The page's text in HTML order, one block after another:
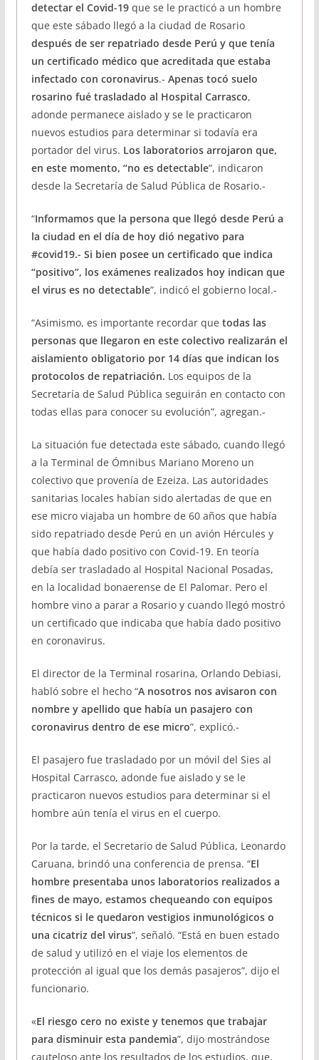
detectar el Covid-19que se le practicó a un hombre
que este sábado llegó a la ciudad de Rosario
después de ser repatriado desde Perú y que tenía
un certificado médico que acreditada que estaba
infectado con coronavirus.- Apenas tocó suelo
rosarino fué trasladado al Hospital Carrasco,
adonde permanece aislado y se le practicaron
nuevos estudios para determinar si todavía era
portador del virus. Los laboratorios arrojaron que,
en este momento, “no es detectable”, indicaron
desde la Secretaría de Salud Pública de Rosario.-
“Informamos que la persona que llegó desde Perú a
la ciudad en el día de hoy dió negativo para
#covid19.- Si bien posee un certificado que indica
“positivo”, los exámenes realizados hoy indican que
el virus es no detectable”, indicó el gobierno local.-
“Asimismo, es importante recordar que todas las
personas que llegaron en este colectivo realizarán el
aislamiento obligatorio por 14 días que indican los
protocolos de repatriación. Los equipos de la
Secretaría de Salud Pública seguirán en contacto con
todas ellas para conocer su evolución”, agregan.-
La situación fue detectada este sábado, cuando llegó
a la Terminal de Ómnibus Mariano Moreno un
colectivo que provenía de Ezeiza. Las autoridades
sanitarias locales habían sido alertadas de que en
ese micro viajaba un hombre de 60 años que había
sido repatriado desde Perú en un avión Hércules y
que había dado positivo con Covid-19. En teoría
debía ser trasladado al Hospital Nacional Posadas,
en la localidad bonaerense de El Palomar. Pero el
hombre vino a parar a Rosario y cuando llegó mostró
un certificado que indicaba que había dado positivo
en coronavirus.
El director de la Terminal rosarina, Orlando Debiasi,
habló sobre el hecho “A nosotros nos avisaron con
nombre y apellido que había un pasajero con
coronavirus dentro de ese micro”, explicó.-
El pasajero fue trasladado por un móvil del Sies al
Hospital Carrasco, adonde fue aislado y se le
practicaron nuevos estudios para determinar si el
hombre aún tenía el virus en el cuerpo.
Por la tarde, el Secretario de Salud Pública, Leonardo
Caruana, brindó una conferencia de prensa. “El
hombre presentaba unos laboratorios realizados a
fines de mayo, estamos chequeando con equipos
técnicos si le quedaron vestigios inmunológicos o
una cicatriz del virus”, señaló. “Está en buen estado
de salud y utilizó en el viaje los elementos de
protección al igual que los demás pasajeros”, dijo el
funcionario.
«El riesgo cero no existe y tenemos que trabajar
para disminuir esta pandemia”, dijo mostrándose
cauteloso ante los resultados de los estudios, que,